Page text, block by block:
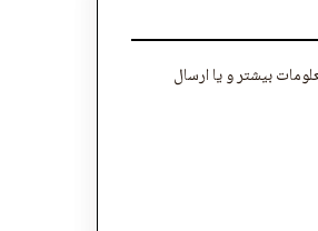
بیشتر و یا ارسال